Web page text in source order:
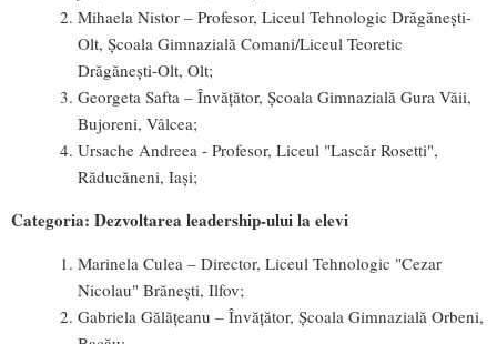
Mihaela Nistor – Profesor, Liceul Tehnologic Drăgănești-
Olt, Școala Gimnazială Comani/Liceul Teoretic
Drăgănești-Olt, Olt;
Georgeta Safta – Învățător, Școala Gimnazială Gura Văii,
Bujoreni, Vâlcea;
Ursache Andreea - Profesor, Liceul "Lascăr Rosetti",
Răducăneni, Iași;
Categoria: Dezvoltarea leadership-ului la elevi
Marinela Culea – Director, Liceul Tehnologic "Cezar
Nicolau" Brănești, Ilfov;
Gabriela Gălățeanu – Învățător, Școala Gimnazială Orbeni,